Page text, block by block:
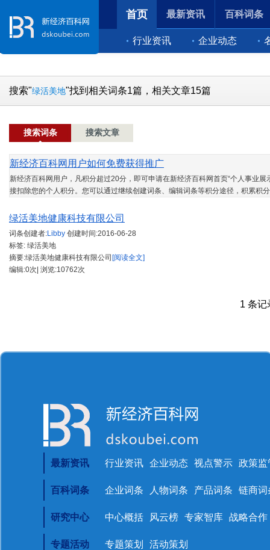
首页
行业资讯 企业动态
最新资讯 百科词条
搜索"绿活美地"找到相关词条1篇，相关文章15篇
搜索词条 搜索文章
新经济百科网用户如何免费获得推广
新经济百科网用户，凡积分超过20分，即可申请在新经济百科网首页“个人事业
接扣除您的个人积分。您可以通过继续创建词条、编辑词条等积分途径，积累积
绿活美地健康科技有限公司
词条创建者:Libby 创建时间:2016-06-28
标签: 绿活美地
摘要:绿活美地健康科技有限公司 [阅读全文]
编辑:0次| 浏览:10762次
1 条记
最新资讯 行业资讯 企业动态 视点警示 政策监
百科词条 企业词条 人物词条 产品词条 链商词
研究中心 中心概括 风云榜 专家智库 战略合作
专题活动 专题策划 活动策划